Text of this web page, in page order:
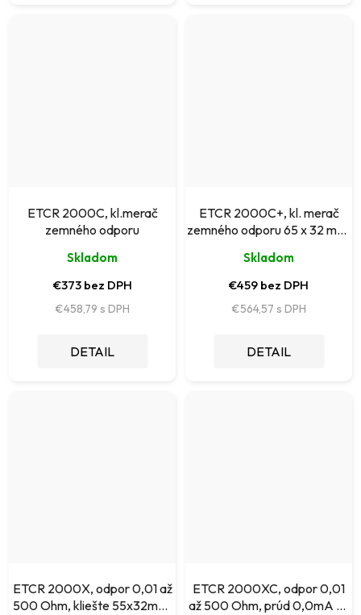
ETCR 2000C, kl.merač
zemného odporu
Skladom
€373 bez DPH
€458,79
DETAIL
ETCR 2000C+, kl. merač
zemného odporu 65 x 32 mm,
Skladom
€459 bez DPH
€564,57
DETAIL
ETCR 2000X, odpor 0,01 až
500 Ohm, kliešte 55x32mm,
ETCR 2000XC, odpor 0,01
až 500 Ohm, prúd 0,0mA až